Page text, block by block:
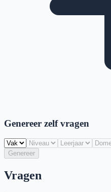
Genereer zelf vragen
Genereer
Vragen